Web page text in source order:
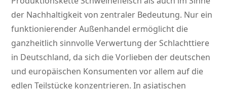
der Nachhaltigkeit von zentraler Bedeutung. Nur ein
funktionierender Außenhandel ermöglicht die
ganzheitlich sinnvolle Verwertung der Schlachttiere
in Deutschland, da sich die Vorlieben der deutschen
und europäischen Konsumenten vor allem auf die
edlen Teilstücke konzentrieren. In asiatischen